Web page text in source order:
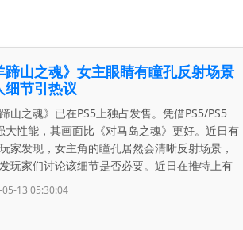
蹄山之魂》女主眼睛有瞳孔反射场景
细节引热议
蹄山之魂》已在PS5上独占发售。凭借PS5/PS5
大性能，其画面比《对马岛之魂》更好。近日有
家发现，女主角的瞳孔居然会清晰反射场景，
玩家们讨论该细节是否必要。近日在推特上有
13 05:30:04